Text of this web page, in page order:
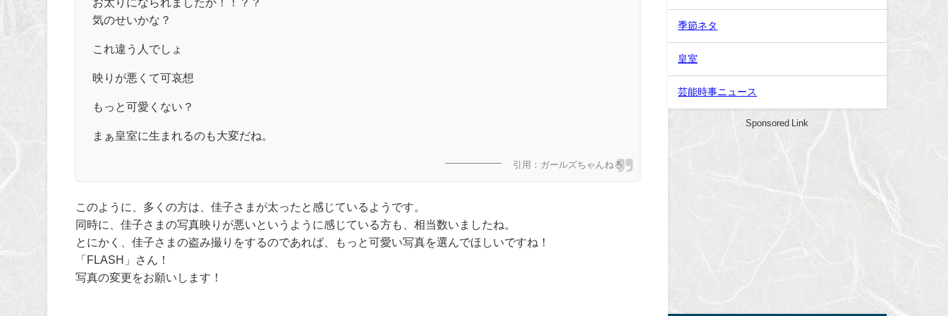
気のせいかな？
これ違う人でしょ
映りが悪くて可哀想
もっと可愛くない？
まぁ皇室に生まれるのも大変だね。
引用：ガールズちゃんねる
このように、多くの方は、佳子さまが太ったと感じているようです。
同時に、佳子さまの写真映りが悪いというように感じている方も、相当数いましたね。
とにかく、佳子さまの盗み撮りをするのであれば、もっと可愛い写真を選んでほしいですね！
「FLASH」さん！
写真の変更をお願いします！
季節ネタ
皇室
芸能時事ニュース
Sponsored Link